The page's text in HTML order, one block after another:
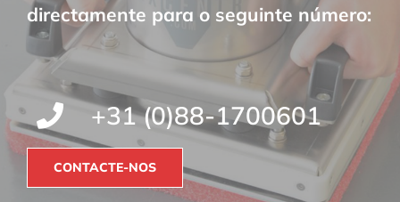
directamente para o seguinte número:
+31 (0)88-1700601
CONTACTE-NOS